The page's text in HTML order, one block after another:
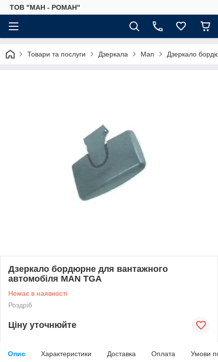
ТОВ "МАН - РОМАН"
Товари та послуги Дзеркала Man Дзеркало
Дзеркало бордюрне для вантажного
автомобіля MAN TGA
Немає в наявності
Роздріб
Ціну уточнюйте
Опис Характеристики Доставка Оплата Умови